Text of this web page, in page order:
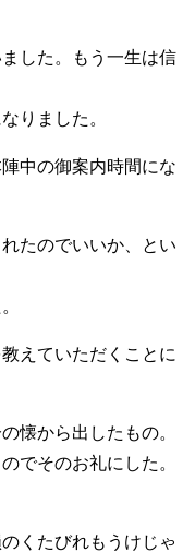
した。もう一生は信
りました。
中の御案内時間にな
たのでいいか、とい
えていただくことに
懐から出したもの。
でそのお礼にした。
くたびれもうけじゃ